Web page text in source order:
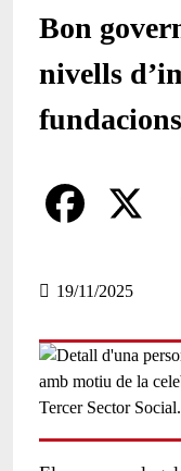
Bon
nivells
fundacions
Comparteix
a
e
b
o
19/11/2025